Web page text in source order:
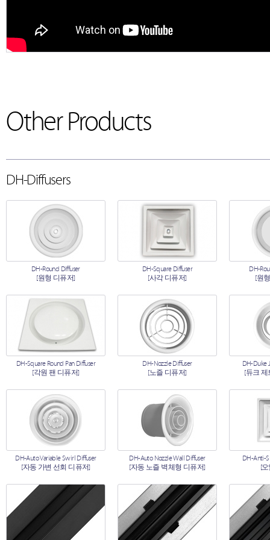
Other Products
DH-Diffusers
DH-Round Diffuser
[원형 디퓨저]
DH-Square Diffuser
[사각 디퓨저]
DH-
[원
DH-Square Round Pan Diffuser
[각원 팬 디퓨저]
DH-Nozzle Diffuser
[노즐 디퓨저]
DH-Duke
[듀크 제
DH-Auto Variable Swirl Diffuser
[자동 가변 선회 디퓨저]
DH-Auto Nozzle Wall Diffuser
[자동 노즐 벽체형 디퓨저]
DH-Anti-
[